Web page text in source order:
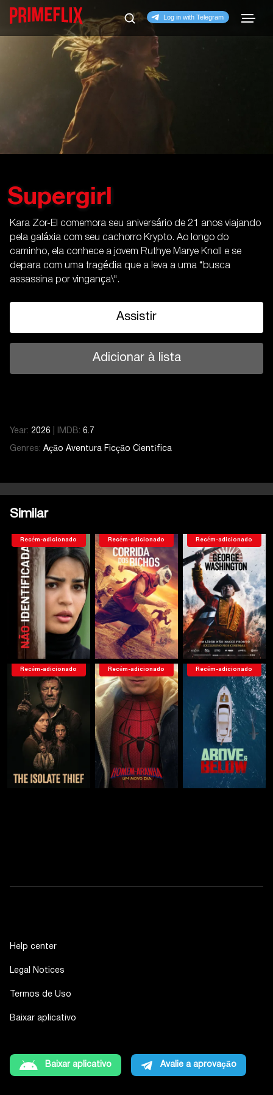
Supergirl
Kara Zor-El comemora seu aniversário de 21 anos viajando
pela galáxia com seu cachorro Krypto. Ao longo do
caminho, ela conhece a jovem Ruthye Marye Knoll e se
depara com uma tragédia que a leva a uma “busca
assassina por vingança\".
Assistir
Adicionar à lista
Year: 2026 IMDB: 6.7
Genres: Ação Aventura Ficção Científica
Similar
Recém-adicionado Recém-adicionado Recém-adicionado
Recém-adicionado Recém-adicionado Recém-adicionado
Help center
Legal Notices
Termos de Uso
Baixar aplicativo
Baixar aplicativo Avalie a aprovação